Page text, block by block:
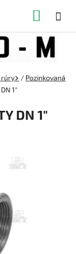
rúry / Pozinkovaná
1"
DN 1"